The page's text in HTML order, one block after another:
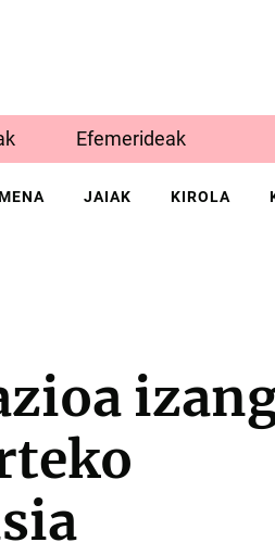
Efemerideak
JAIAK KIROLA